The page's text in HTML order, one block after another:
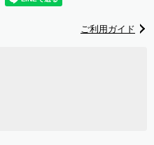
ご利用ガイド